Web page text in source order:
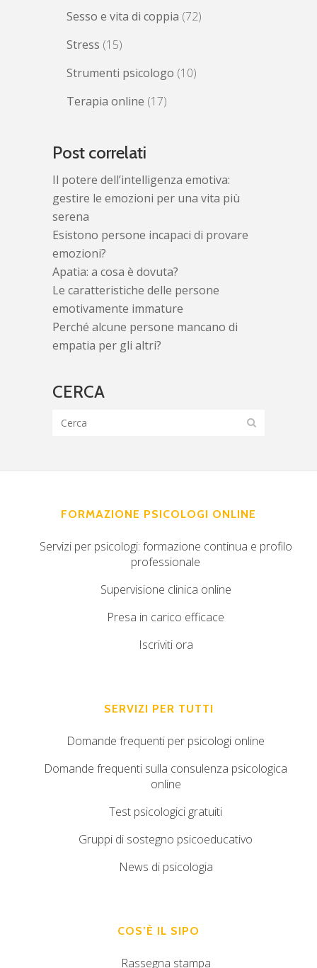
Sesso e vita di coppia (72)
Stress (15)
Strumenti psicologo (10)
Terapia online (17)
Post correlati
Il potere dell’intelligenza emotiva:
gestire le emozioni per una vita più
serena
Esistono persone incapaci di provare
emozioni?
Apatia: a cosa è dovuta?
Le caratteristiche delle persone
emotivamente immature
Perché alcune persone mancano di
empatia per gli altri?
CERCA
FORMAZIONE PSICOLOGI ONLINE
Servizi per psicologi: formazione continua e profilo
professionale
Supervisione clinica online
Presa in carico efficace
Iscriviti ora
SERVIZI PER TUTTI
Domande frequenti per psicologi online
Domande frequenti sulla consulenza psicologica
online
Test psicologici gratuiti
Gruppi di sostegno psicoeducativo
News di psicologia
COS’È IL SIPO
Rassegna stampa